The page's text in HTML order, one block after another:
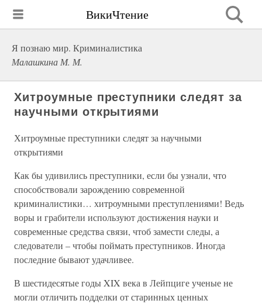
ВикиЧтение
Я познаю мир. Криминалистика
Малашкина М. М.
Хитроумные преступники следят за
научными открытиями
Хитроумные преступники следят за научными
открытиями
Как бы удивились преступники, если бы узнали, что
способствовали зарождению современной
криминалистики… хитроумными преступлениями! Ведь
воры и грабители используют достижения науки и
современные средства связи, чтоб замести следы, а
следователи – чтобы поймать преступников. Иногда
последние бывают удачливее.
В шестидесятые годы XIX века в Лейпциге ученые не
могли отличить подделки от старинных ценных